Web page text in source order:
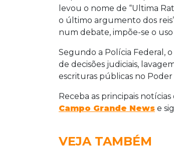
levou o nome de “Ultima
o último argumento dos
num debate, impõe-se o
Segundo a Polícia Federal,
de decisões judiciais,
escrituras públicas no Poder
Receba as principais
Campo Grande News e
VEJA TAMBÉM